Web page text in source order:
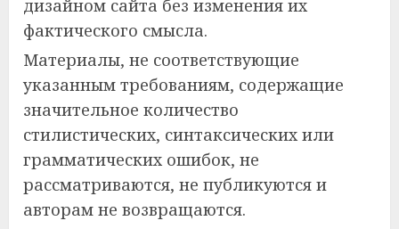
дизайном сайта без изменения их
фактического смысла.
Материалы, не соответствующие
указанным требованиям, содержащие
значительное количество
стилистических, синтаксических или
грамматических ошибок, не
рассматриваются, не публикуются и
авторам не возвращаются.